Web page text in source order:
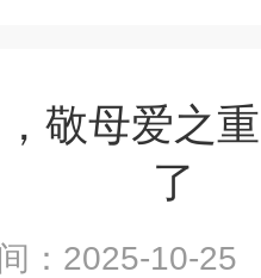
敬母爱之
了
间：2025-10-